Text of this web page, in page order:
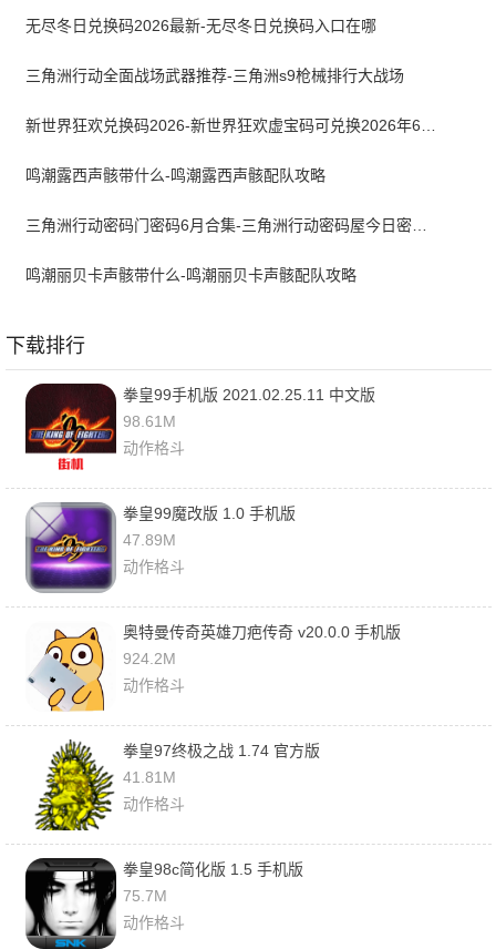
无尽冬日兑换码2026最新-无尽冬日兑换码入口在哪
三角洲行动全面战场武器推荐-三角洲s9枪械排行大战场
鸣潮露西声骸带什么-鸣潮露西声骸配队攻略
三角洲行动密码门密码6月合集-三角洲行动密码屋今日密码大全2026最新6月
鸣潮丽贝卡声骸带什么-鸣潮丽贝卡声骸配队攻略
下载排行
拳皇99手机版 2021.02.25.11 中文版
98.61M
动作格斗
拳皇99魔改版 1.0 手机版
47.89M
动作格斗
奥特曼传奇英雄刀疤传奇 v20.0.0 手机版
924.2M
动作格斗
拳皇97终极之战 1.74 官方版
41.81M
动作格斗
拳皇98c简化版 1.5 手机版
75.7M
动作格斗